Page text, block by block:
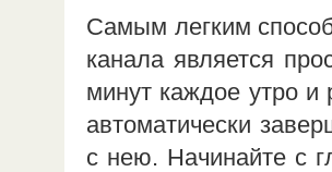
Самым легким
канала является
минут каждое утро и
автоматически
с нею. Начинайте с